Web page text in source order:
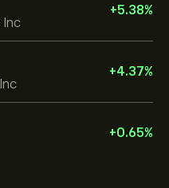
Inc
+5.38%
+4.37%
+0.65%